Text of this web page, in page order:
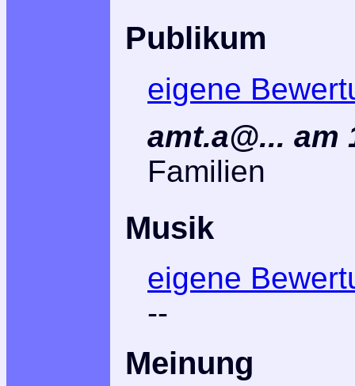
Publikum
eigene
amt.a@... am
Familien
Musik
eigene
--
Meinung